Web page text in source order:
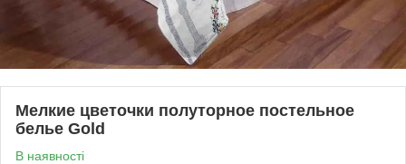
Мелкие цветочки полуторное постельное
белье Gold
В наявності